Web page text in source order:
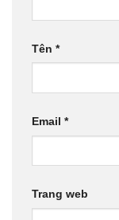
Tên *
Email *
Trang web